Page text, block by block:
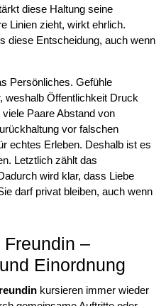
diese Haltung seine
Linien zieht, wirkt ehrlich.
diese Entscheidung, auch wenn
Persönliches. Gefühle
weshalb Öffentlichkeit Druck
Paare Abstand von
vor falschen
echtes Erleben. Deshalb ist es
Letztlich zählt das
wird klar, dass Liebe
darf privat bleiben, auch wenn
–
Einordnung
kursieren immer wieder